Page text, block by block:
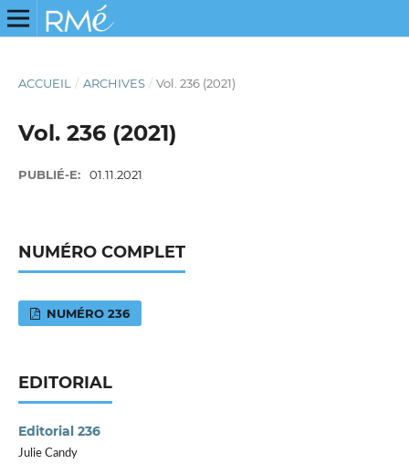
ACCUEIL / ARCHIVES / Vol. 236 (2021)
Vol. 236 (2021)
PUBLIÉ-E: 01.11.2021
NUMÉRO COMPLET
NUMÉRO 236
EDITORIAL
Editorial 236
Julie Candy